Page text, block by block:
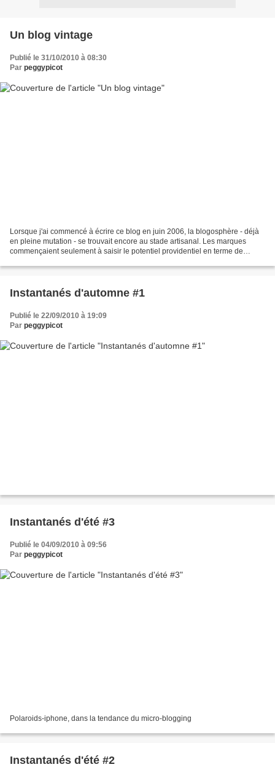
Un blog vintage
Publié le 31/10/2010 à 08:30
Par peggypicot
Lorsque j'ai commencé à écrire ce blog en juin 2006, la blogosphère - déjà
en pleine mutation - se trouvait encore au stade artisanal. Les marques
commençaient seulement à saisir le potentiel providentiel en terme de
Instantanés d'automne #1
Publié le 22/09/2010 à 19:09
Par peggypicot
Instantanés d'été #3
Publié le 04/09/2010 à 09:56
Par peggypicot
Polaroids-iphone, dans la tendance du micro-blogging
Instantanés d'été #2